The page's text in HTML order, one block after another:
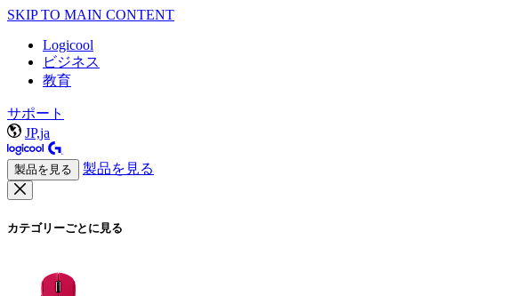
SKIP TO MAIN CONTENT
Logicool
ビジネス
教育
サポート
JP,ja
製品を見る 製品を見る
カテゴリーごとに見る